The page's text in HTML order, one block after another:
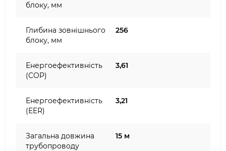
блоку, мм
Глибина зовнішнього
блоку, мм
256
Енергоефективність
(COP)
3,61
Енергоефективність
(EER)
3,21
Загальна довжина
трубопроводу
15 м